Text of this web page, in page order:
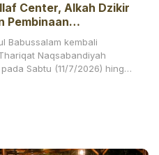
Center, Alkah Dzikir
Pembinaan
H. Abdul Hamid
Babussalam kembali
Naqsabandiyah
Sabtu (11/7/2026) hingga